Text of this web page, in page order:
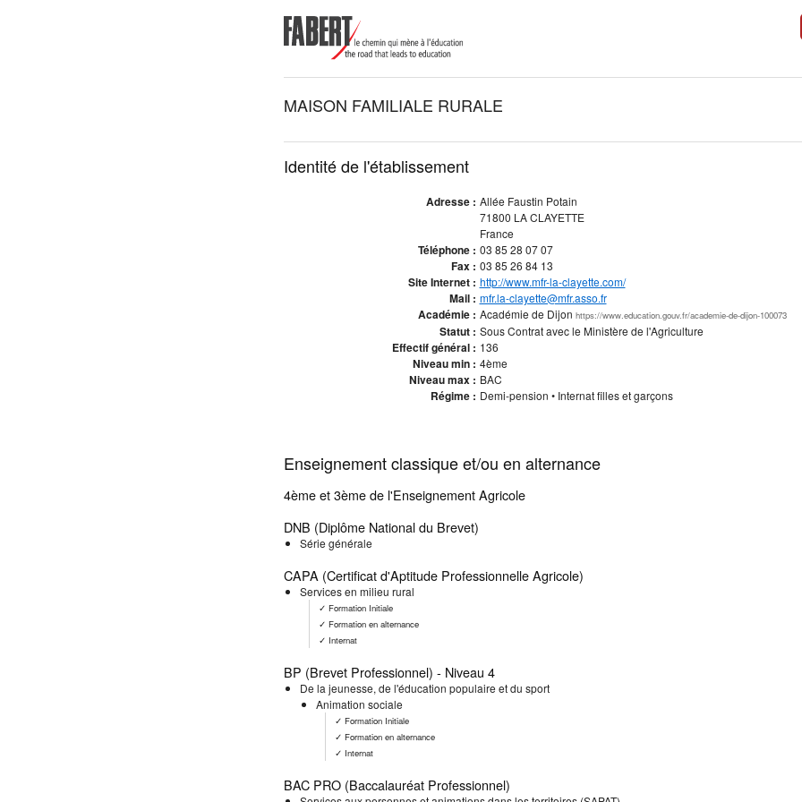
MAISON FAMILIALE RURALE
Identité de l'établissement
Adresse : Allée Faustin Potain
71800 LA CLAYETTE
France
Téléphone : 03 85 28 07 07
Fax : 03 85 26 84 13
Site Internet : http://www.mfr-la-clayette.com/
Mail : mfr.la-clayette@mfr.asso.fr
Académie : Académie de Dijon https://www.education.gouv.fr/academie-de-dijon-100073
Statut : Sous Contrat avec le Ministère de l'Agriculture
Effectif général : 136
Niveau min : 4ème
Niveau max : BAC
Régime : Demi-pension • Internat filles et garçons
Enseignement classique et/ou en alternance
4ème et 3ème de l'Enseignement Agricole
DNB (Diplôme National du Brevet)
Série générale
CAPA (Certificat d'Aptitude Professionnelle Agricole)
Services en milieu rural
✓ Formation Initiale
✓ Formation en alternance
✓ Internat
BP (Brevet Professionnel) - Niveau 4
De la jeunesse, de l'éducation populaire et du sport
Animation sociale
✓ Formation Initiale
✓ Formation en alternance
✓ Internat
BAC PRO (Baccalauréat Professionnel)